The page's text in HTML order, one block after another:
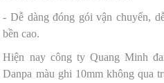
- Dễ dàng đóng gói vận chuyển,
bền cao.
Hiện nay công ty Quang Minh
Danpa màu ghi 10mm không qua